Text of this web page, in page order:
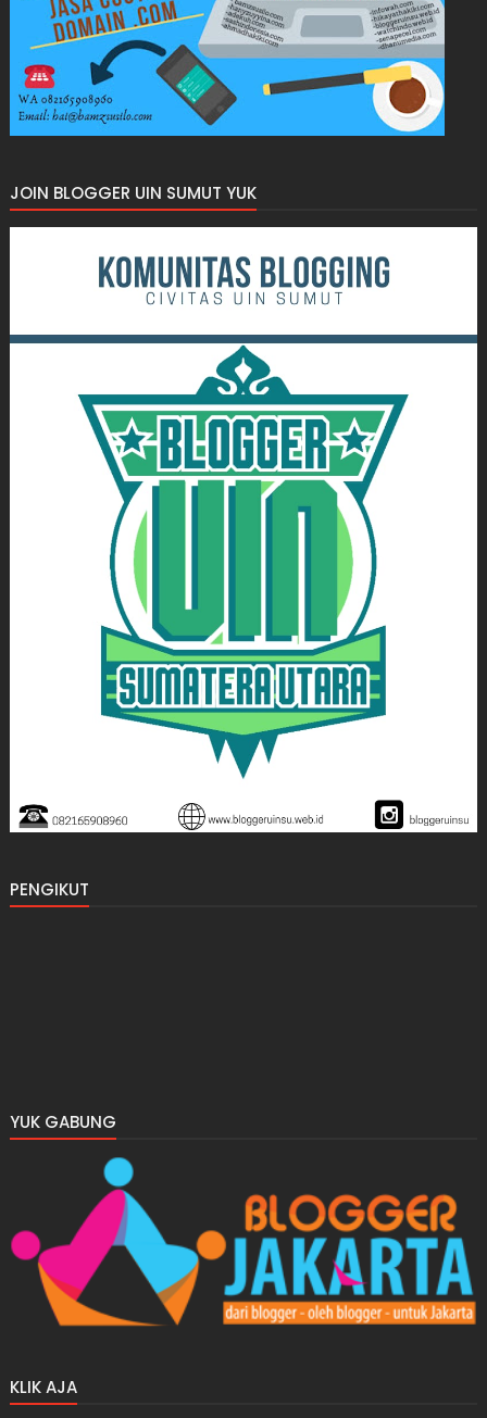
JOIN BLOGGER UIN SUMUT YUK
PENGIKUT
YUK GABUNG
KLIK AJA